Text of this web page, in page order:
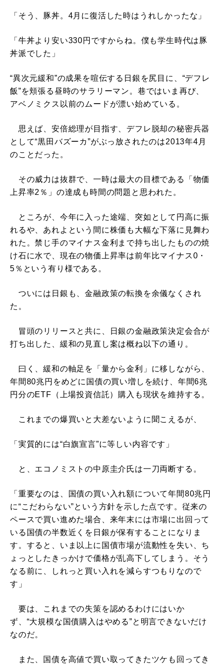
「そう、豚丼。4月に復活した時はうれしかったな」
「牛丼より安い330円ですからね。僕も学生時代は豚
丼派でした」
“異次元緩和”の成果を喧伝する日銀を尻目に、“デフレ
飯”を頬張る昼時のサラリーマン。巷ではいま再び、
アベノミクス以前のムードが漂い始めている。
思えば、安倍総理が目指す、デフレ脱却の秘密兵器
として“黒田バズーカ”がぶっ放されたのは2013年4月
のことだった。
その威力は抜群で、一時は最大の目標である「物価
上昇率2％」の達成も時間の問題と思われた。
ところが、今年に入った途端、突如として円高に振
れるや、あれよという間に株価も大幅な下落に見舞わ
れた。禁じ手のマイナス金利まで持ち出したものの焼
け石に水で、現在の物価上昇率は前年比マイナス0・
5％という有り様である。
ついには日銀も、金融政策の転換を余儀なくされ
た。
冒頭のリリースと共に、日銀の金融政策決定会合が
打ち出した、緩和の見直し案は概ね以下の通り。
曰く、緩和の軸足を「量から金利」に移しながら、
年間80兆円をめどに国債の買い増しを続け、年間6兆
円分のETF（上場投資信託）購入も現状を維持する。
これまでの爆買いと大差ないように聞こえるが、
「実質的には“白旗宣言”に等しい内容です」
と、エコノミストの中原圭介氏は一刀両断する。
「重要なのは、国債の買い入れ額について年間80兆円
に“こだわらない”という方針を示した点です。従来の
ペースで買い進めた場合、来年末には市場に出回って
いる国債の半数近くを日銀が保有することになりま
す。すると、いま以上に国債市場が流動性を失い、ち
ょっとしたきっかけで価格が乱高下してしまう。そう
なる前に、しれっと買い入れを減らすつもりなので
す」
要は、これまでの失策を認めるわけにはいか
ず、“大規模な国債購入はやめる”と明言できないだけ
なのだ。
また、国債を高値で買い取ってきたツケも回ってき